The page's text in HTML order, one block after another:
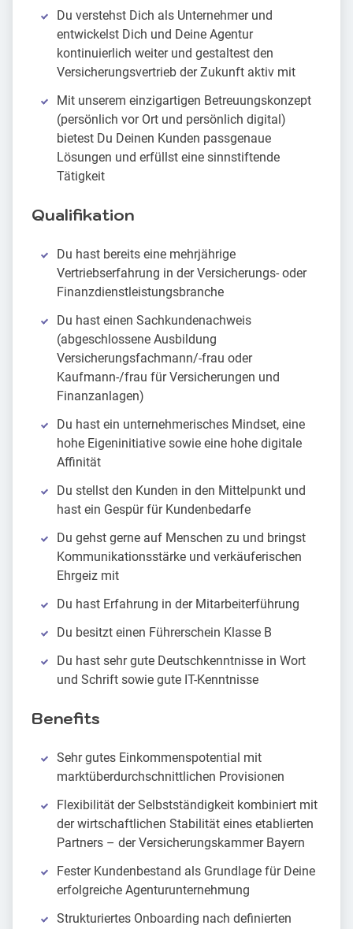
Du verstehst Dich als Unternehmer und
entwickelst Dich und Deine Agentur
kontinuierlich weiter und gestaltest den
Versicherungsvertrieb der Zukunft aktiv mit
Mit unserem einzigartigen Betreuungskonzept
(persönlich vor Ort und persönlich digital)
bietest Du Deinen Kunden passgenaue
Lösungen und erfüllst eine sinnstiftende
Tätigkeit
Qualifikation
Du hast bereits eine mehrjährige
Vertriebserfahrung in der Versicherungs- oder
Finanzdienstleistungsbranche
Du hast einen Sachkundenachweis
(abgeschlossene Ausbildung
Versicherungsfachmann/-frau oder
Kaufmann-/frau für Versicherungen und
Finanzanlagen)
Du hast ein unternehmerisches Mindset, eine
hohe Eigeninitiative sowie eine hohe digitale
Affinität
Du stellst den Kunden in den Mittelpunkt und
hast ein Gespür für Kundenbedarfe
Du gehst gerne auf Menschen zu und bringst
Kommunikationsstärke und verkäuferischen
Ehrgeiz mit
Du hast Erfahrung in der Mitarbeiterführung
Du besitzt einen Führerschein Klasse B
Du hast sehr gute Deutschkenntnisse in Wort
und Schrift sowie gute IT-Kenntnisse
Benefits
Sehr gutes Einkommenspotential mit
marktüberdurchschnittlichen Provisionen
Flexibilität der Selbstständigkeit kombiniert mit
der wirtschaftlichen Stabilität eines etablierten
Partners – der Versicherungskammer Bayern
Fester Kundenbestand als Grundlage für Deine
erfolgreiche Agenturunternehmung
Strukturiertes Onboarding nach definierten